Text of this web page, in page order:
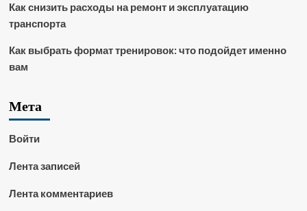
Как снизить расходы на ремонт и эксплуатацию
транспорта
Как выбрать формат тренировок: что подойдет именно
вам
Мета
Войти
Лента записей
Лента комментариев